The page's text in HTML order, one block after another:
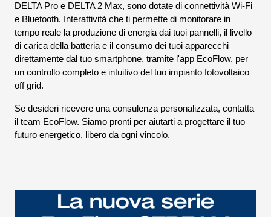
DELTA Pro e DELTA 2 Max, sono dotate di connettività Wi-Fi
e Bluetooth. Interattività che ti permette di monitorare in
tempo reale la produzione di energia dai tuoi pannelli, il livello
di carica della batteria e il consumo dei tuoi apparecchi
direttamente dal tuo smartphone, tramite l'app EcoFlow, per
un controllo completo e intuitivo del tuo impianto fotovoltaico
off grid.
Se desideri ricevere una consulenza personalizzata, contatta
il team EcoFlow. Siamo pronti per aiutarti a progettare il tuo
futuro energetico, libero da ogni vincolo.